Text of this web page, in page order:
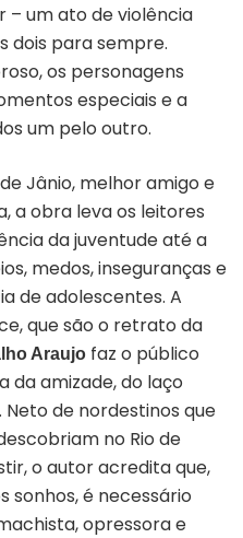
– um ato de violência
dois para sempre.
os personagens
especiais e a
um pelo outro.
Jânio, melhor amigo e
a obra leva os leitores
da juventude até a
medos, inseguranças e
de adolescentes. A
que são o retrato da
Araujo faz o público
amizade, do laço
de nordestinos que
no Rio de
o autor acredita que,
sonhos, é necessário
opressora e